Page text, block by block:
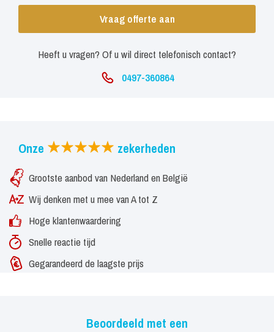
Vraag offerte aan
Heeft u vragen? Of u wil direct telefonisch contact?
0497-360864
Onze zekerheden
Grootste aanbod van Nederland en België
Wij denken met u mee van A tot Z
Hoge klantenwaardering
Snelle reactie tijd
Gegarandeerd de laagste prijs
Beoordeeld met een